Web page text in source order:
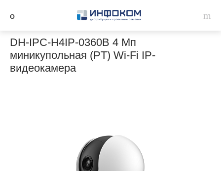
DH-IPC-H4IP-0360B 4 Мп
миникупольная (PT) Wi-Fi IP-
видеокамера